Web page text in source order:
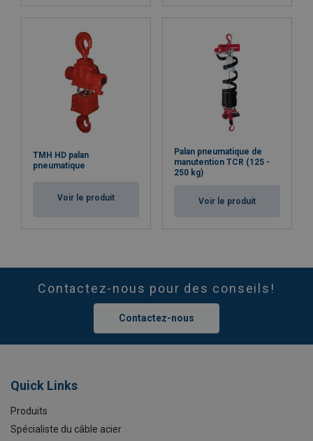
TMH HD palan
pneumatique
Voir le produit
Palan pneumatique de
manutention TCR (125 -
250 kg)
Voir le produit
Contactez-nous pour des conseils!
Contactez-nous
Quick Links
Produits
Spécialiste du câble acier